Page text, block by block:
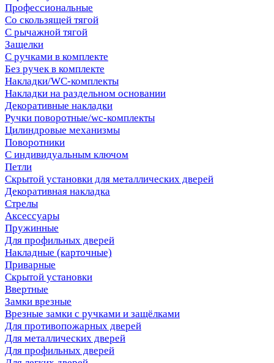
Профессиональные
Со скользящей тягой
С рычажной тягой
Защелки
С ручками в комплекте
Без ручек в комплекте
Накладки/WC-комплекты
Накладки на раздельном основании
Декоративные накладки
Ручки поворотные/wc-комплекты
Цилиндровые механизмы
Поворотники
С индивидуальным ключом
Петли
Скрытой установки для металлических дверей
Декоративная накладка
Стрелы
Аксессуары
Пружинные
Для профильных дверей
Накладные (карточные)
Приварные
Скрытой установки
Ввертные
Замки врезные
Врезные замки с ручками и защёлками
Для противопожарных дверей
Для металлических дверей
Для профильных дверей